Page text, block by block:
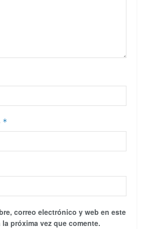
*
correo electrónico y web en este
próxima vez que comente.